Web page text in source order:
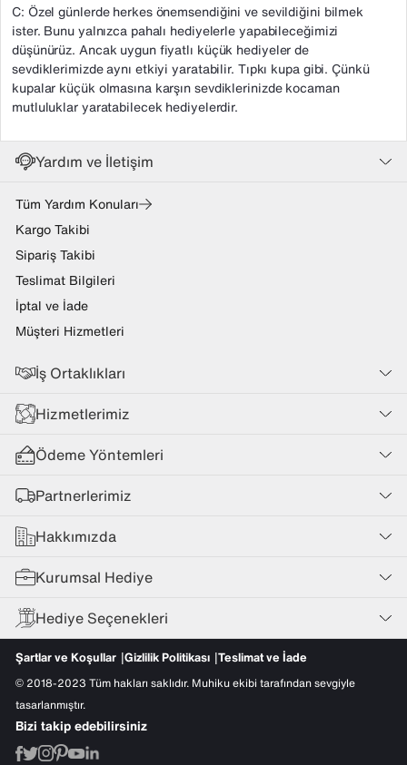
C: Özel günlerde herkes önemsendiğini ve sevildiğini bilmek
ister. Bunu yalnızca pahalı hediyelerle yapabileceğimizi
düşünürüz. Ancak uygun fiyatlı küçük hediyeler de
sevdiklerimizde aynı etkiyi yaratabilir. Tıpkı kupa gibi. Çünkü
kupalar küçük olmasına karşın sevdiklerinizde kocaman
mutluluklar yaratabilecek hediyelerdir.
Yardım ve İletişim
Tüm Yardım Konuları
Kargo Takibi
Sipariş Takibi
Teslimat Bilgileri
İptal ve İade
Müşteri Hizmetleri
İş Ortaklıkları
Hizmetlerimiz
Ödeme Yöntemleri
Partnerlerimiz
Hakkımızda
Kurumsal Hediye
Hediye Seçenekleri
Şartlar ve Koşullar Gizlilik Politikası Teslimat ve İade
© 2018-2023 Tüm hakları saklıdır. Muhiku ekibi tarafından sevgiyle
tasarlanmıştır.
Bizi takip edebilirsiniz